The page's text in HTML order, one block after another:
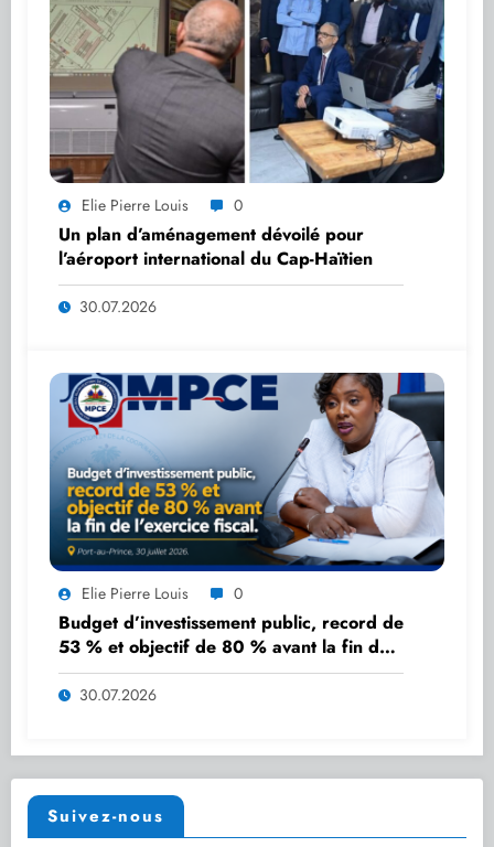
Elie Pierre Louis 0
Un plan d’aménagement dévoilé pour
l’aéroport international du Cap-Haïtien
30.07.2026
Elie Pierre Louis 0
Budget d’investissement public, record de
53 % et objectif de 80 % avant la fin de
l’exercice fiscal.
30.07.2026
Suivez-nous